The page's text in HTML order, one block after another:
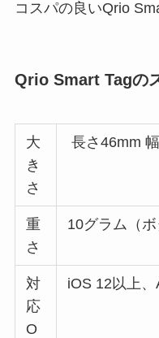
コスパの良いQrio
Qrio Smart Tagの
大
き
さ
長さ46mm
重
さ
10グラム（ボ
対
応
O
iOS 12以上